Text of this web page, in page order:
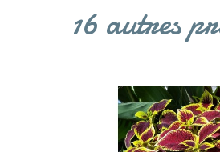
16 autres